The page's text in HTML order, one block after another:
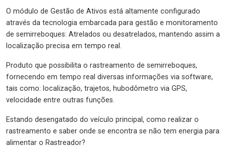
O módulo de Gestão de Ativos está altamente configurado
através da tecnologia embarcada para gestão e monitoramento
de semirreboques: Atrelados ou desatrelados, mantendo assim a
localização precisa em tempo real.
Produto que possibilita o rastreamento de semirreboques,
fornecendo em tempo real diversas informações via software,
tais como: localização, trajetos, hubodômetro via GPS,
velocidade entre outras funções.
Estando desengatado do veículo principal, como realizar o
rastreamento e saber onde se encontra se não tem energia para
alimentar o Rastreador?